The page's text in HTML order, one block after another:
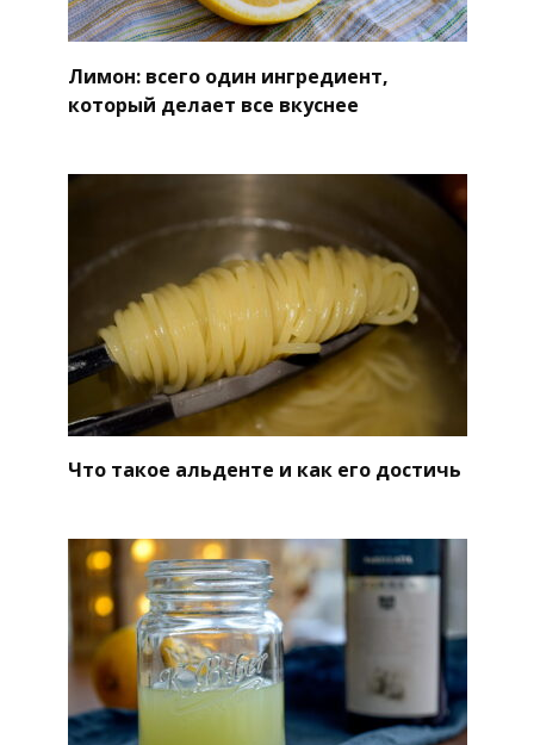
Лимон: всего один ингредиент,
который делает все вкуснее
Что такое альденте и как его достичь